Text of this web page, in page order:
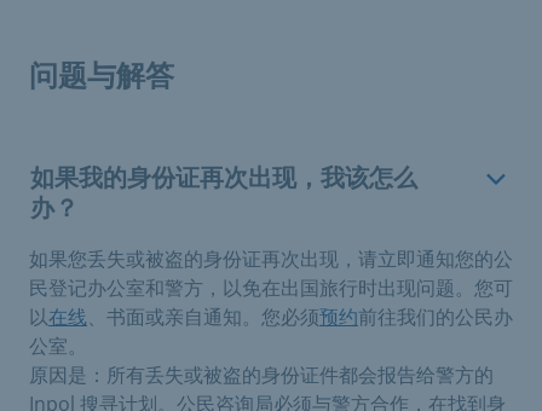
问题与解答
如果我的身份证再次出现，我该怎么
办？
如果您丢失或被盗的身份证再次出现，请立即通知您的公
民登记办公室和警方，以免在出国旅行时出现问题。您可
以在线、书面或亲自通知。您必须预约前往我们的公民办
公室。
原因是：所有丢失或被盗的身份证件都会报告给警方的
Inpol 搜寻计划。公民咨询局必须与警方合作，在找到身